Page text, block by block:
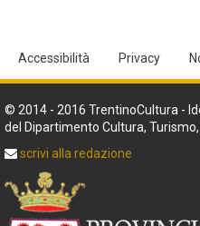
Accessibilità Privacy
© 2014 - 2016 TrentinoCultura -
del Dipartimento Cultura,
scrivi alla redazione